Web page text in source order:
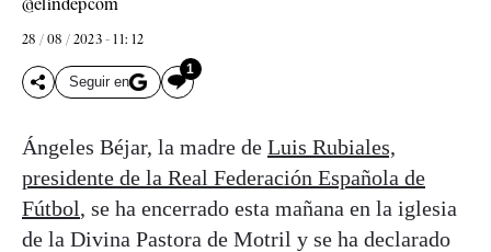
28 / 08 / 2023 - 11: 12
Seguir en
1
Ángeles Béjar, la madre de Luis Rubiales,
presidente de la Real Federación Española de
Fútbol, se ha encerrado esta mañana en la iglesia
de la Divina Pastora de Motril y se ha declarado